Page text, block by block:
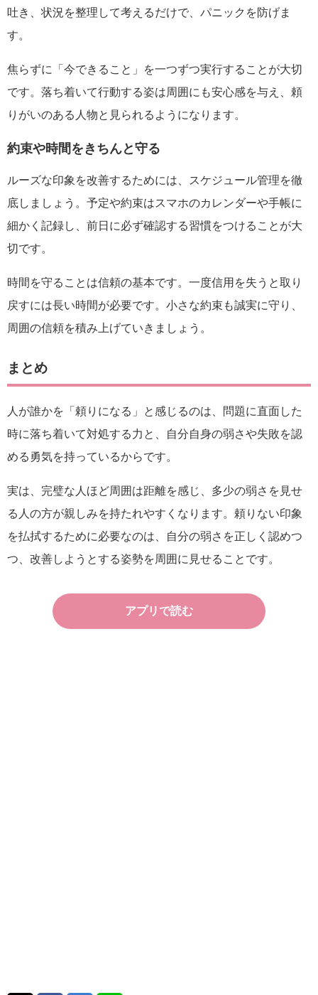
吐き、状況を整理して考えるだけで、パニックを防げま
す。
焦らずに「今できること」を一つずつ実行することが大切
です。落ち着いて行動する姿は周囲にも安心感を与え、頼
りがいのある人物と見られるようになります。
約束や時間をきちんと守る
ルーズな印象を改善するためには、スケジュール管理を徹
底しましょう。予定や約束はスマホのカレンダーや手帳に
細かく記録し、前日に必ず確認する習慣をつけることが大
切です。
時間を守ることは信頼の基本です。一度信用を失うと取り
戻すには長い時間が必要です。小さな約束も誠実に守り、
周囲の信頼を積み上げていきましょう。
まとめ
人が誰かを「頼りになる」と感じるのは、問題に直面した
時に落ち着いて対処する力と、自分自身の弱さや失敗を認
める勇気を持っているからです。
実は、完璧な人ほど周囲は距離を感じ、多少の弱さを見せ
る人の方が親しみを持たれやすくなります。頼りない印象
を払拭するために必要なのは、自分の弱さを正しく認めつ
つ、改善しようとする姿勢を周囲に見せることです。
アプリで読む